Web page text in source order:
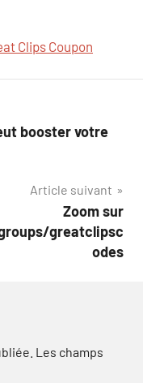
Clips Coupon
booster votre
Article suivant
Zoom sur
greatclipsc
odes
Les champs